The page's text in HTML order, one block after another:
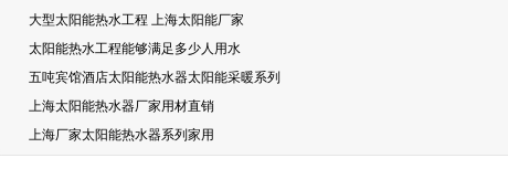
大型太阳能热水工程 上海太阳能厂家
太阳能热水工程能够满足多少人用水
五吨宾馆酒店太阳能热水器太阳能采暖系列
上海太阳能热水器厂家用材直销
上海厂家太阳能热水器系列家用